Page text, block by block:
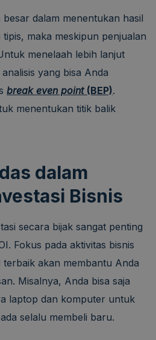
dalam menentukan hasil
maka meskipun penjualan
menelaah lebih lanjut
yang bisa Anda
break even point (BEP).
menentukan titik balik
dalam
Bisnis
secara bijak sangat penting
Fokus pada aktivitas bisnis
akan membantu Anda
Misalnya, Anda bisa saja
laptop dan komputer untuk
selalu membeli baru.